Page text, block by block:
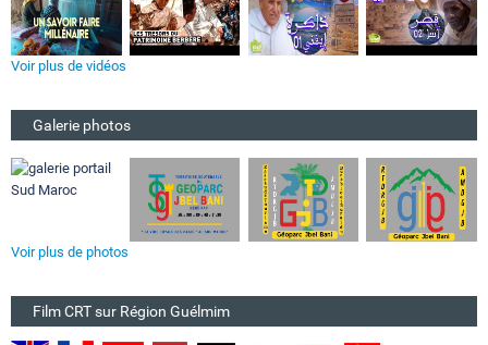
Voir plus de vidéos
Galerie photos
Voir plus de photos
Film CRT sur Région Guélmim